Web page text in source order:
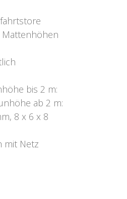
bis 2 m:
ab 2 m:
8 x 6 x 8
mit Netz